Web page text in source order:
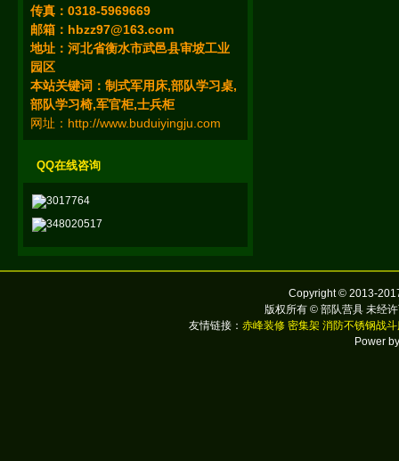
传真：0318-5969669
邮箱： hbzz97@163.com
地址：河北省衡水市武邑县审坡工业
园区
本站关键词： 制式军用床,部队学习桌,
部队学习椅,军官柜,士兵柜
网址： http://www.buduiyingju.com
QQ在线咨询
3017764
348020517
Copyright © 2013-
版权所有 © 部队营具 未经
友情链接： 赤峰装修 密集架 消防不锈钢战
Power